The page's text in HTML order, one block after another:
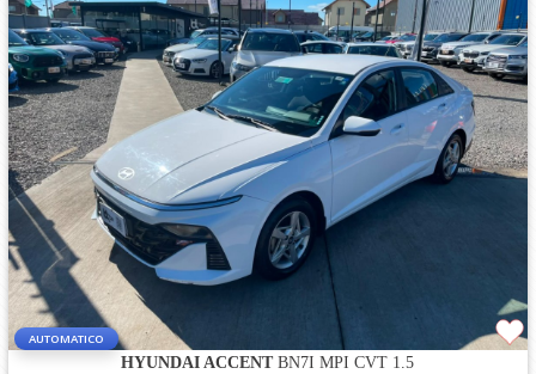
AUTOMATICO
HYUNDAI ACCENTBN7I MPI CVT 1.5